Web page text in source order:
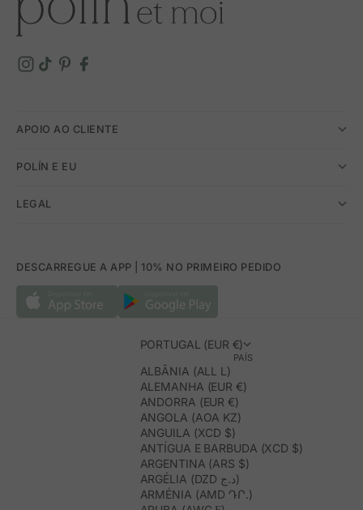
APOIO AO CLIENTE
POLÍN E EU
LEGAL
DESCARREGUE A APP | 10% NO PRIMEIRO PEDIDO
PORTUGAL (EUR €)
PAÍS
ALBÂNIA (ALL L)
ALEMANHA (EUR €)
ANDORRA (EUR €)
ANGOLA (AOA KZ)
ANGUILA (XCD $)
ANTÍGUA E BARBUDA (XCD $)
ARGENTINA (ARS $)
ARGÉLIA (DZD د.ج)
ARMÉNIA (AMD ԴՐ.)